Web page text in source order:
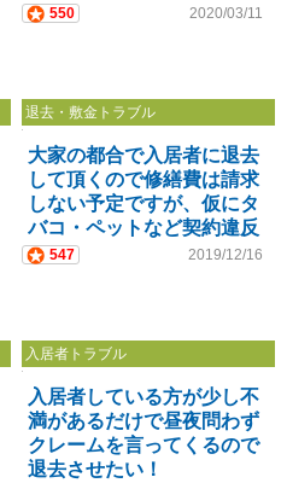
550 2020/03/11
退去・敷金トラブル
大家の都合で入居者に退去
して頂くので修繕費は請求
しない予定ですが、仮にタ
バコ・ペットなど契約違反
の場合の請求は可能です
547 2019/12/16
入居者トラブル
入居者している方が少し不
満があるだけで昼夜問わず
クレームを言ってくるので
退去させたい！